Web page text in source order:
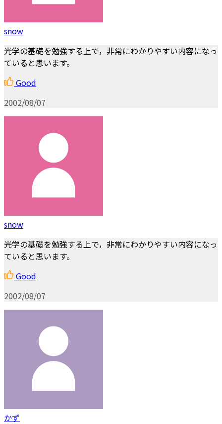
snow
光学の基礎を勉強する上で，非常にわかりやすい内容になっ
ていると思います。
Good
2002/08/07
snow
光学の基礎を勉強する上で，非常にわかりやすい内容になっ
ていると思います。
Good
2002/08/07
かず